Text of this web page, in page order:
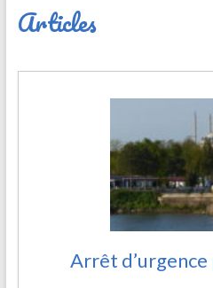
Articles
Arrêt